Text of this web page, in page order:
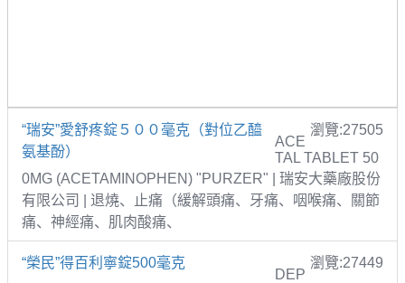
“瑞安”愛舒疼錠５００毫克（對位乙醯
氨基酚）
瀏覽:27505
ACE
TAL TABLET 50
0MG (ACETAMINOPHEN) "PURZER" | 瑞安大藥廠股份
有限公司 | 退燒、止痛（緩解頭痛、牙痛、咽喉痛、關節
痛、神經痛、肌肉酸痛、
“榮民”得百利寧錠500毫克 瀏覽:27449
DEP